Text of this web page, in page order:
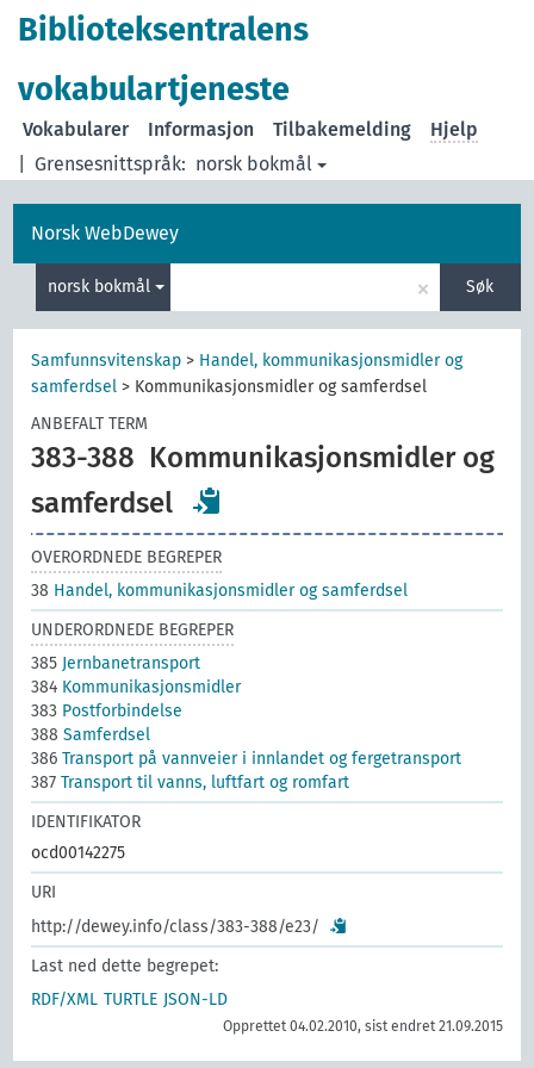
Biblioteksentralens
vokabulartjeneste
Grensesnittspråk: norsk bokmål
Vokabularer Informasjon Tilbakemelding Hjelp
Norsk WebDewey
norsk bokmål × Søk
Samfunnsvitenskap > Handel, kommunikasjonsmidler og
samferdsel > Kommunikasjonsmidler og samferdsel
ANBEFALT TERM
383-388 Kommunikasjonsmidler og
samferdsel
OVERORDNEDE BEGREPER
38 Handel, kommunikasjonsmidler og samferdsel
UNDERORDNEDE BEGREPER
385 Jernbanetransport
384 Kommunikasjonsmidler
383 Postforbindelse
388Samferdsel
386Transport på vannveier i innlandet og fergetransport
387Transport til vanns, luftfart og romfart
IDENTIFIKATOR
ocd00142275
URI
http://dewey.info/class/383-388/e23/
Last ned dette begrepet:
RDF/XML TURTLE JSON-LD
Opprettet 04.02.2010, sist endret 21.09.2015